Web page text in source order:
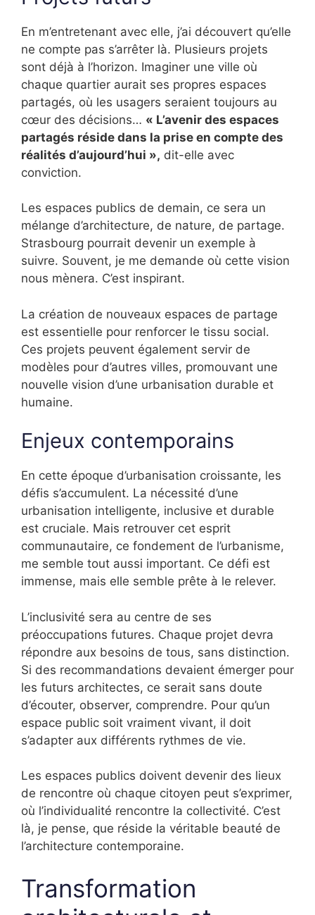
En m’entretenant avec elle, j’ai découvert qu’elle
ne compte pas s’arrêter là. Plusieurs projets
sont déjà à l’horizon. Imaginer une ville où
chaque quartier aurait ses propres espaces
partagés, où les usagers seraient toujours au
cœur des décisions… « L’avenir des espaces
partagés réside dans la prise en compte des
réalités d’aujourd’hui », dit-elle avec
conviction.
Les espaces publics de demain, ce sera un
mélange d’architecture, de nature, de partage.
Strasbourg pourrait devenir un exemple à
suivre. Souvent, je me demande où cette vision
nous mènera. C’est inspirant.
La création de nouveaux espaces de partage
est essentielle pour renforcer le tissu social.
Ces projets peuvent également servir de
modèles pour d’autres villes, promouvant une
nouvelle vision d’une urbanisation durable et
humaine.
Enjeux contemporains
En cette époque d’urbanisation croissante, les
défis s’accumulent. La nécessité d’une
urbanisation intelligente, inclusive et durable
est cruciale. Mais retrouver cet esprit
communautaire, ce fondement de l’urbanisme,
me semble tout aussi important. Ce défi est
immense, mais elle semble prête à le relever.
L’inclusivité sera au centre de ses
préoccupations futures. Chaque projet devra
répondre aux besoins de tous, sans distinction.
Si des recommandations devaient émerger pour
les futurs architectes, ce serait sans doute
d’écouter, observer, comprendre. Pour qu’un
espace public soit vraiment vivant, il doit
s’adapter aux différents rythmes de vie.
Les espaces publics doivent devenir des lieux
de rencontre où chaque citoyen peut s’exprimer,
où l’individualité rencontre la collectivité. C’est
là, je pense, que réside la véritable beauté de
l’architecture contemporaine.
Transformation